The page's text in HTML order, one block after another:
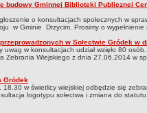
budowy Gminnej Biblioteki Publicznej
o konsultacjach społecznych w
w Gminie Drzycim. Prosimy o
w Sołectwie Gródek w
uwag w konsultacjach udział wzięło 80
Zebrania Wiejskiego z dnia 27.06.2014 w
Gródek
w świetlicy wiejskiej odbędzie się
logotypu sołectwa i zmiana do statutu